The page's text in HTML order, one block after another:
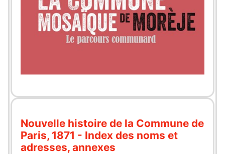
Nouvelle histoire de la Commune de
Paris, 1871 - Index des noms et
adresses, annexes